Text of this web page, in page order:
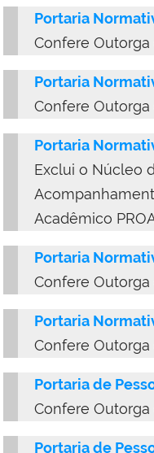
Portaria
Confere
Portaria
Confere
Portaria
Exclui o Núcleo
Acadêmico
Portaria
Confere
Portaria
Confere
Portaria de
Confere
Portaria de